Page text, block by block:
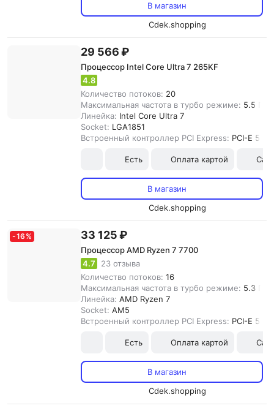
В магазин
Cdek.shopping
29 566 ₽
Процессор Intel Core Ultra 7 265KF
4.8
Количество потоков: 20
Максимальная частота в турбо режиме: 5.5 ГГц
Линейка: Intel Core Ultra 7
Socket: LGA1851
Встроенный контроллер PCI Express: PCI-E 5.0
Есть Оплата картой
В магазин
Cdek.shopping
-16 % 33 125 ₽
Процессор AMD Ryzen 7 7700
4.7
23 отзыва
Количество потоков: 16
Максимальная частота в турбо режиме: 5.3 ГГц
Линейка: AMD Ryzen 7
Socket: AM5
Встроенный контроллер PCI Express: PCI-E 5.0
Есть Оплата картой
В магазин
Cdek.shopping